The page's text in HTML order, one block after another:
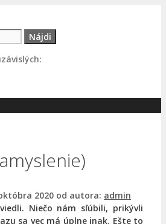
2020 od autora: admin
Niečo nám sľúbili, prikývli
sa vec má úplne inak. Ešte to